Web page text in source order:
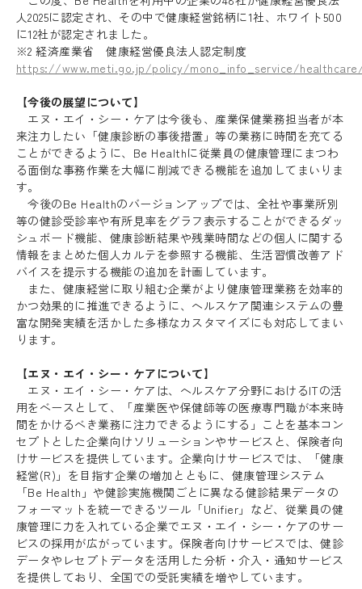
人2025に認定され、その中で健康経営銘柄に1社、ホワイト500
に12社が認定されました。
※2 経済産業省 健康経営優良法人認定制度
https://www.meti.go.jp/policy/mono_info_service/healthcare/
【今後の展望について】
エヌ・エイ・シー・ケアは今後も、産業保健業務担当者が本
来注力したい「健康診断の事後措置」等の業務に時間を充てる
ことができるように、Be Healthに従業員の健康管理にまつわ
る面倒な事務作業を大幅に削減できる機能を追加してまいりま
す。
今後のBe Healthのバージョンアップでは、全社や事業所別
等の健診受診率や有所見率をグラフ表示することができるダッ
シュボード機能、健康診断結果や残業時間などの個人に関する
情報をまとめた個人カルテを参照する機能、生活習慣改善アド
バイスを提示する機能の追加を計画しています。
また、健康経営に取り組む企業がより健康管理業務を効率的
かつ効果的に推進できるように、ヘルスケア関連システムの豊
富な開発実績を活かした多様なカスタマイズにも対応してまい
ります。
【エヌ・エイ・シー・ケアについて】
エヌ・エイ・シー・ケアは、ヘルスケア分野におけるITの活
用をベースとして、「産業医や保健師等の医療専門職が本来時
間をかけるべき業務に注力できるようにする」ことを基本コン
セプトとした企業向けソリューションやサービスと、保険者向
けサービスを提供しています。企業向けサービスでは、「健康
経営(R)」を目指す企業の増加とともに、健康管理システム
「Be Health」や健診実施機関ごとに異なる健診結果データの
フォーマットを統一できるツール「Unifier」など、従業員の健
康管理に力を入れている企業でエヌ・エイ・シー・ケアのサー
ビスの採用が広がっています。保険者向けサービスでは、健診
データやレセプトデータを活用した分析・介入・通知サービス
を提供しており、全国での受託実績を増やしています。